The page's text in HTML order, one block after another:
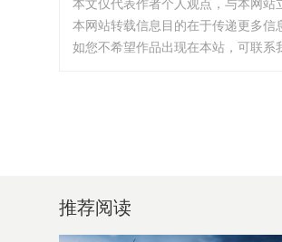
本网站转载信息目的在于传递更多
如您不希望作品出现在本站，可联
推荐阅读